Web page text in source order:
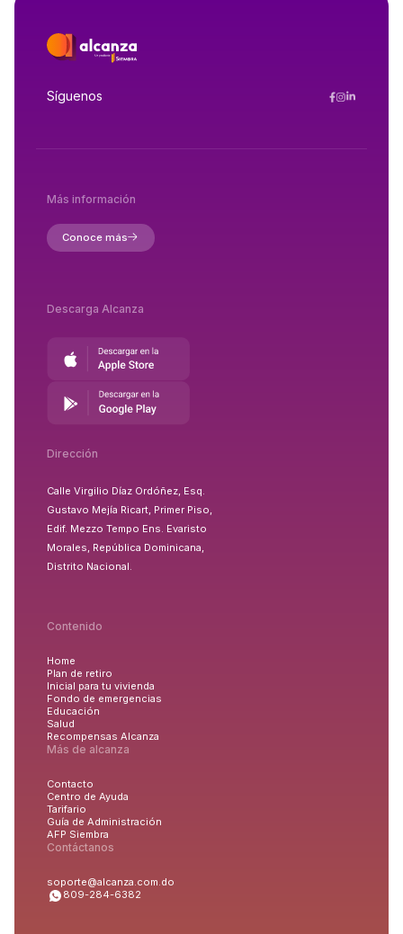
Síguenos
Más información
Conoce más
Contenido
Home
Plan de retiro
Inicial para tu vivienda
Fondo de emergencias
Educación
Salud
Recompensas Alcanza
Más de alcanza
Contacto
Centro de Ayuda
Tarifario
Guía de Administración
AFP Siembra
Contáctanos
soporte@alcanza.com.do
809-284-6382
Descarga Alcanza
Dirección
Calle Virgilio Díaz Ordóñez, Esq.
Gustavo Mejía Ricart, Primer Piso,
Edif. Mezzo Tempo Ens. Evaristo
Morales, República Dominicana,
Distrito Nacional.